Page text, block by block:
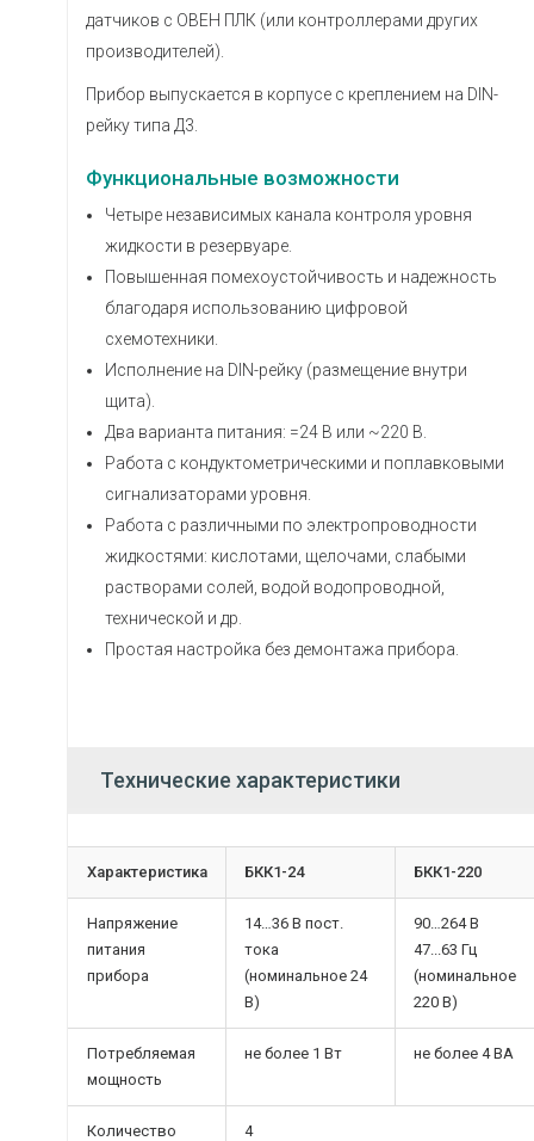
датчиков с ОВЕН ПЛК (или контроллерами других
производителей).
Прибор выпускается в корпусе с креплением на DIN-
рейку типа Д3.
Функциональные возможности
Четыре независимых канала контроля уровня
жидкости в резервуаре.
Повышенная помехоустойчивость и надежность
благодаря использованию цифровой
схемотехники.
Исполнение на DIN-рейку (размещение внутри
щита).
Два варианта питания: =24 В или ~220 В.
Работа с кондуктометрическими и поплавковыми
сигнализаторами уровня.
Работа с различными по электропроводности
жидкостями: кислотами, щелочами, слабыми
растворами солей, водой водопроводной,
технической и др.
Простая настройка без демонтажа прибора.
Технические характеристики
Характеристика БКК1-24 БКК1-220
Напряжение
питания
прибора
14…36 В пост.
тока
(номинальное 24
В)
90…264 В
47...63 Гц
(номинальное
220 В)
Потребляемая
мощность
не более 1 Вт не более 4 ВА
Количество
4